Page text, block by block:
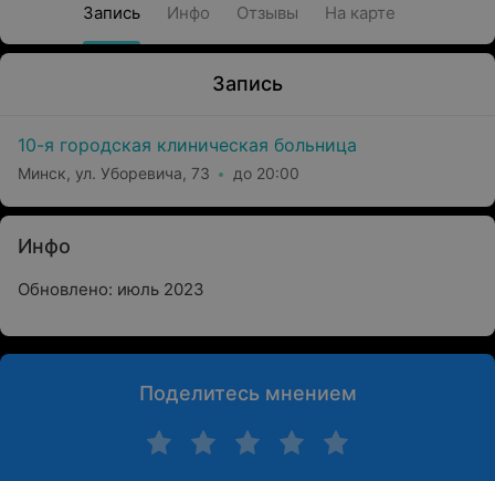
Запись Инфо Отзывы На карте
Запись
10-я городская клиническая больница
Минск, ул. Уборевича, 73 до 20:00
Инфо
Обновлено: июль 2023
Поделитесь мнением